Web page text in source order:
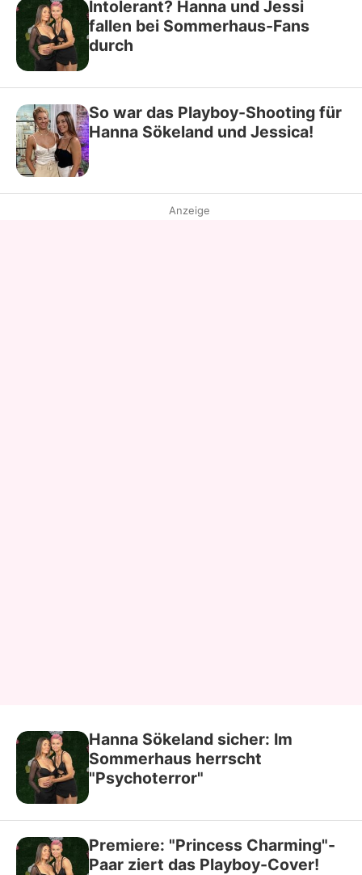
Intolerant? Hanna und Jessi
fallen bei Sommerhaus-Fans
durch
So war das Playboy-Shooting für
Hanna Sökeland und Jessica!
Anzeige
Hanna Sökeland sicher: Im
Sommerhaus herrscht
"Psychoterror"
Premiere: "Princess Charming"-
Paar ziert das Playboy-Cover!